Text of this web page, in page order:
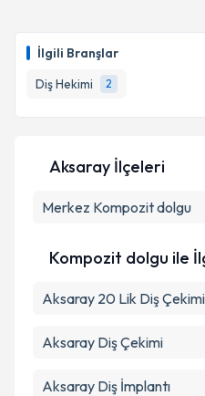
İlgili Branşlar
Diş Hekimi
2
Aksaray İlçeleri
Merkez Kompozit dolgu
Kompozit dolgu ile
Aksaray 20 Lik Diş Çekimi
Aksaray Diş Çekimi
Aksaray Diş İmplantı